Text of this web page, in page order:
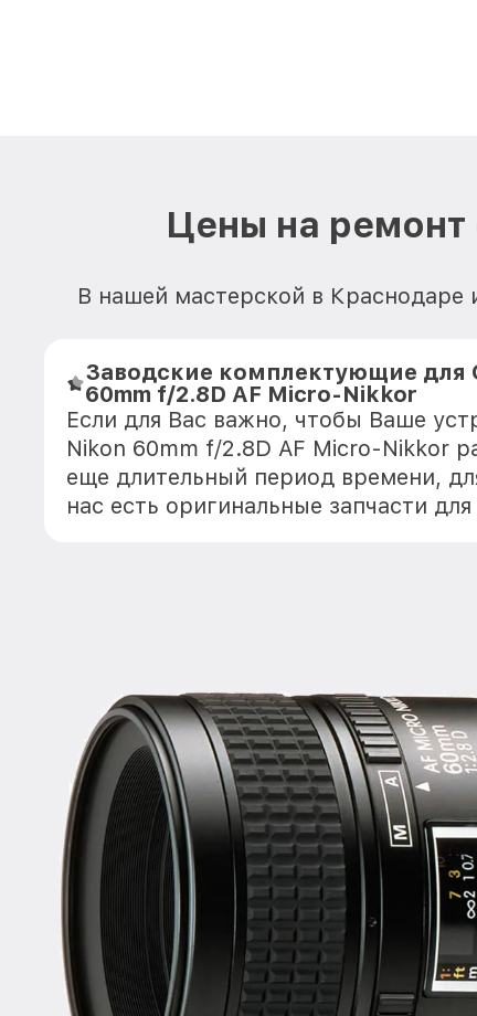
Цены на ремонт
В нашей мастерской в Краснодаре
Заводские комплектующие для
60mm f/2.8D AF Micro-Nikkor
Если для Вас важно, чтобы Ваше
Nikon 60mm f/2.8D AF Micro-Nikkor
еще длительный период времени,
нас есть оригинальные запчасти